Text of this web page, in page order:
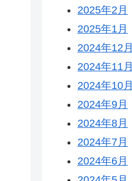
2025年2月
2025年1月
2024年12月
2024年11月
2024年10月
2024年9月
2024年8月
2024年7月
2024年6月